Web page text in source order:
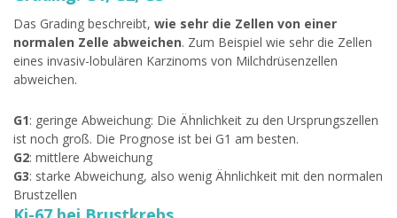
Das Grading beschreibt, wie sehr die Zellen von einer
normalen Zelle abweichen. Zum Beispiel wie sehr die Zellen
eines invasiv-lobulären Karzinoms von Milchdrüsenzellen
abweichen.
G1: geringe Abweichung: Die Ähnlichkeit zu den Ursprungszellen
ist noch groß. Die Prognose ist bei G1 am besten.
G2: mittlere Abweichung
G3: starke Abweichung, also wenig Ähnlichkeit mit den normalen
Brustzellen